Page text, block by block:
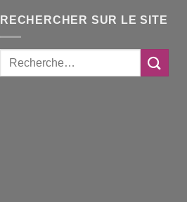
RECHERCHER SUR LE SITE